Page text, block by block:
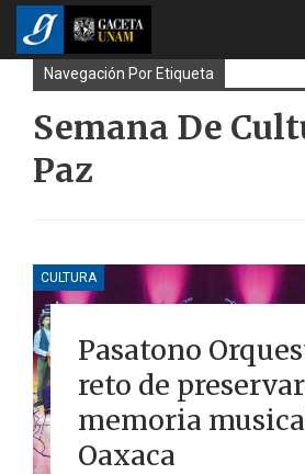
Navegación Por Etiqueta
Semana De
Paz
CULTURA
Pasatono
reto de
memoria
Oaxaca